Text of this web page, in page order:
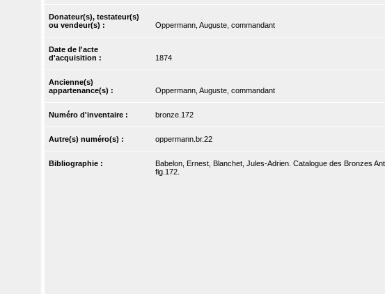
Donateur(s), testateur(s)
ou vendeur(s) :
Oppermann, Auguste, commandant
Date de l'acte
d'acquisition :
1874
Ancienne(s)
appartenance(s) :
Oppermann, Auguste, commandant
Numéro d'inventaire : bronze.172
Autre(s) numéro(s) : oppermann.br.22
Bibliographie :
Babelon, Ernest, Blanchet, Jules-Adrien. Catalogue des Bronzes
fig.172.